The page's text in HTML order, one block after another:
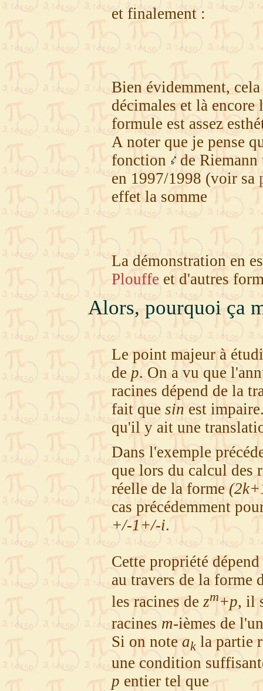
et finalement :
Bien évidemment,
décimales et là
formule est assez
A noter que je pense
fonction
de
en 1997/1998 (voir sa
effet la somme
La démonstration en
Plouffe et d'autres
Alors, pourquoi ça
Le point majeur à
dep. On a vu que
racines dépend de la
fait que sinest
qu'il y ait une
Dans l'exemple
que lors du calcul des
réelle de la forme
cas précédemment
+/-1+/-i.
Cette propriété
au travers de la forme
les racines de zm+p, il
racines m-ièmes de
Si on noteak la partie
une condition
p entier tel que